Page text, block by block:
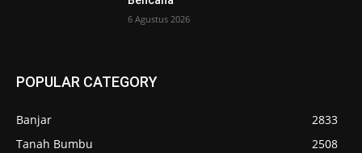
6 Agustus 2026
POPULAR CATEGORY
Banjar
2833
Tanah Bumbu
2508